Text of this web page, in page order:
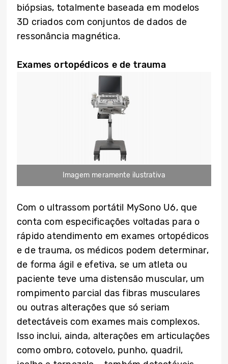
biópsias, totalmente baseada em modelos
3D criados com conjuntos de dados de
ressonância magnética.
Exames ortopédicos e de trauma
Imagem meramente ilustrativa
Com o ultrassom portátil MySono U6, que
conta com especificações voltadas para o
rápido atendimento em exames ortopédicos
e de trauma, os médicos podem determinar,
de forma ágil e efetiva, se um atleta ou
paciente teve uma distensão muscular, um
rompimento parcial das fibras musculares
ou outras alterações que só seriam
detectáveis com exames mais complexos.
Isso inclui, ainda, alterações em articulações
como ombro, cotovelo, punho, quadril,